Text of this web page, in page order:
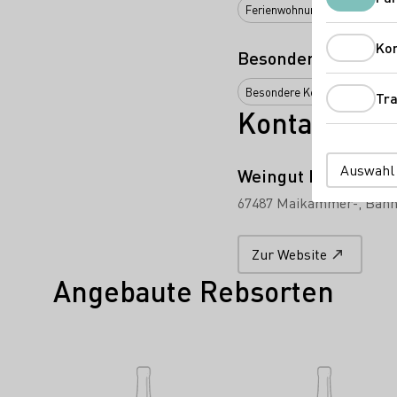
Ferienwohnung
Besondere
Besondere Keller
Kontakt
Weingut Bruno
67487 Maikammer-
Zur Website
Angebaute Rebsorten